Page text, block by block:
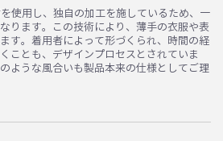
使用し、独自の加工を施しているため、一
ります。この技術により、薄手の衣服や表
す。着用者によって形づくられ、時間の経
ことも、デザインプロセスとされていま
ような風合いも製品本来の仕様としてご理
ける カートへ進む